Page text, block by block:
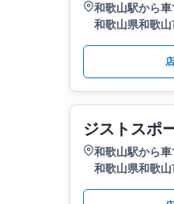
和歌山駅から
和歌山県和歌
ジストスポ
和歌山駅から車
和歌山県和歌